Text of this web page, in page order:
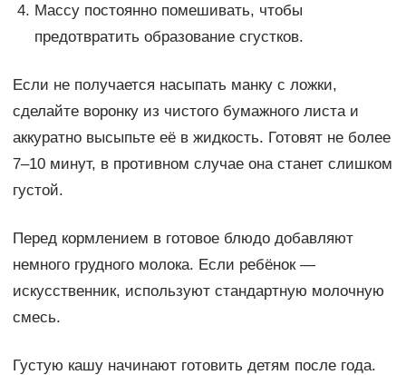
Массу постоянно помешивать, чтобы
предотвратить образование сгустков.
Если не получается насыпать манку с ложки,
сделайте воронку из чистого бумажного листа и
аккуратно высыпьте её в жидкость. Готовят не более
7–10 минут, в противном случае она станет слишком
густой.
Перед кормлением в готовое блюдо добавляют
немного грудного молока. Если ребёнок —
искусственник, используют стандартную молочную
смесь.
Густую кашу начинают готовить детям после года.